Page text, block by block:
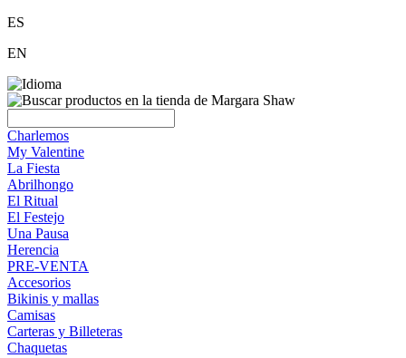
ES
EN
Charlemos
My Valentine
La Fiesta
Abrilhongo
El Ritual
El Festejo
Una Pausa
Herencia
PRE-VENTA
Accesorios
Bikinis y mallas
Camisas
Carteras y Billeteras
Chaquetas